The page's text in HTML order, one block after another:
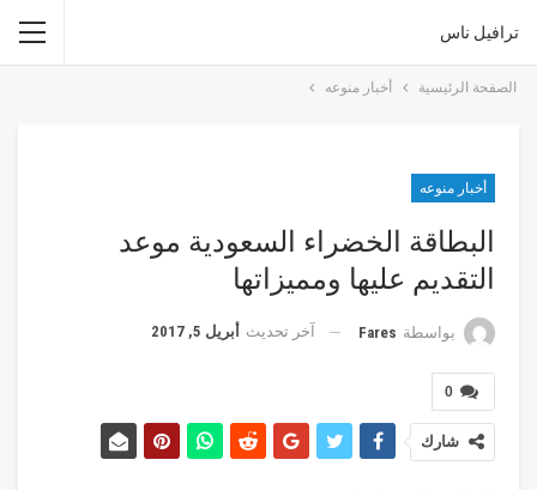
ترافيل ناس
الصفحة الرئيسية أخبار منوعه
أخبار منوعه
البطاقة الخضراء السعودية موعد
التقديم عليها ومميزاتها
بواسطة Fares آخر تحديث أبريل 5, 2017
0
شارك